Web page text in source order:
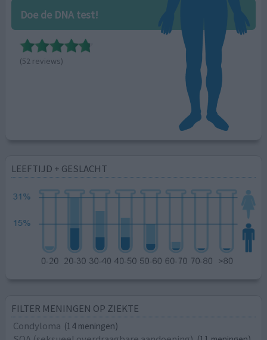
Doe de DNA test!
(52 reviews)
LEEFTIJD + GESLACHT
FILTER MENINGEN OP ZIEKTE
Condyloma (14 meningen)